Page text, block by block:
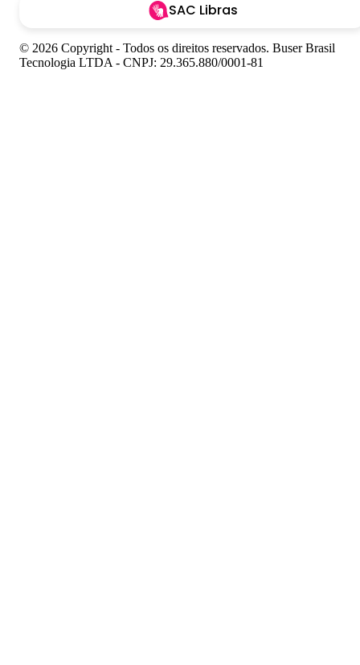
SAC Libras
© 2026 Copyright - Todos os direitos reservados. Buser Brasil
Tecnologia LTDA - CNPJ: 29.365.880/0001-81